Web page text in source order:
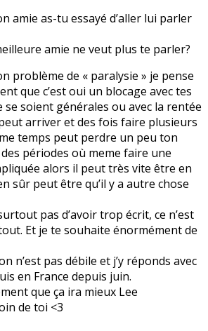
amie as-tu essayé d’aller lui parler
amie ne veut plus te parler?
problème de « paralysie » je pense
que c’est oui un blocage avec tes
se soient générales ou avec la rentée
arriver et des fois faire plusieurs
temps peut perdre un peu ton
des périodes où meme faire une
alors il peut très vite être en
sûr peut être qu’il y a autre chose
pas d’avoir trop écrit, ce n’est
Et je te souhaite énormément de
n’est pas débile et j’y réponds avec
en France depuis juin.
que ça ira mieux Lee
de toi <3